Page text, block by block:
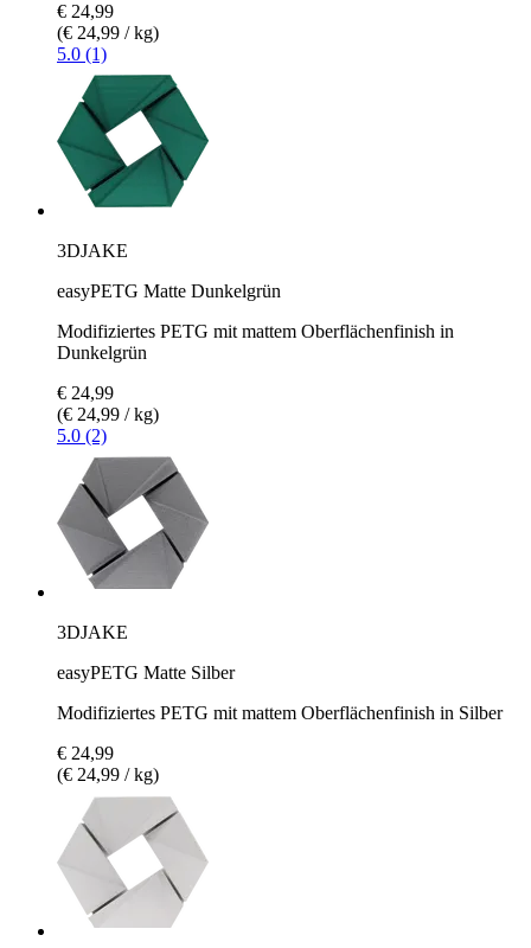
€ 24,99
(€ 24,99 / kg)
5.0 (1)
3DJAKE
easyPETG Matte Dunkelgrün
Modifiziertes PETG mit mattem Oberflächenfinish in
Dunkelgrün
€ 24,99
(€ 24,99 / kg)
5.0 (2)
3DJAKE
easyPETG Matte Silber
Modifiziertes PETG mit mattem Oberflächenfinish in Silber
€ 24,99
(€ 24,99 / kg)